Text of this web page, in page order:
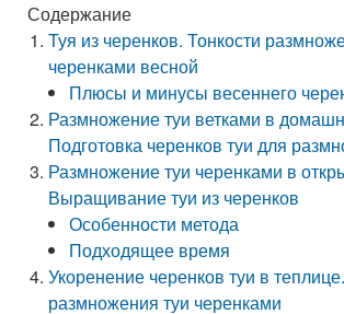
Содержание
Туя из черенков. Тонкости
черенками весной
Плюсы и минусы весеннего
Размножение туи ветками в
Подготовка черенков туи для
Размножение туи черенками в
Выращивание туи из черенков
Особенности метода
Подходящее время
Укоренение черенков туи в
размножения туи черенками